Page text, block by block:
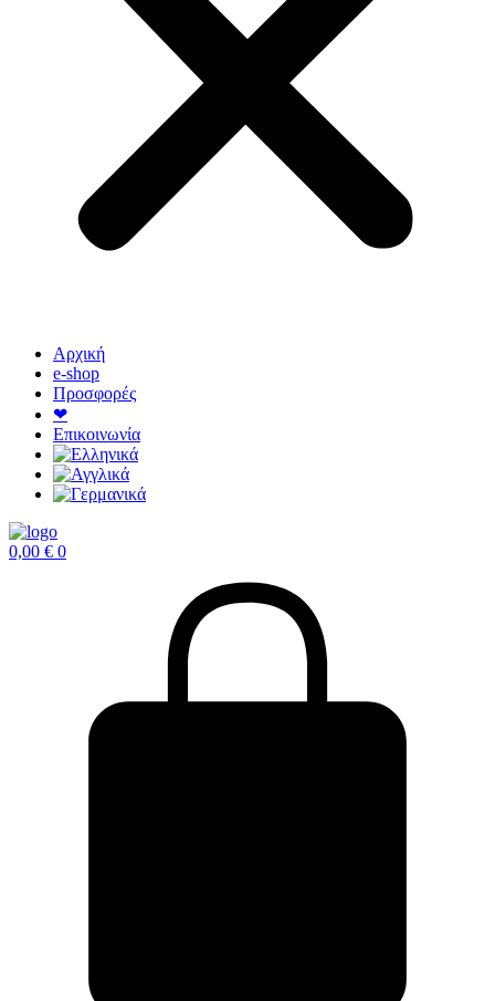
Αρχική
e-shop
Προσφορές
❤
Επικοινωνία
0,00 € 0